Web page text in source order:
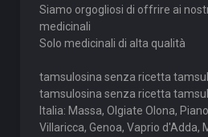
Siamo orgogliosi di offrire ai
medicinali
Solo medicinali di alta qualità
tamsulosina senza ricetta
tamsulosina senza ricetta
Italia: Massa, Olgiate Olona,
Villaricca, Genoa, Vaprio d'Adda,